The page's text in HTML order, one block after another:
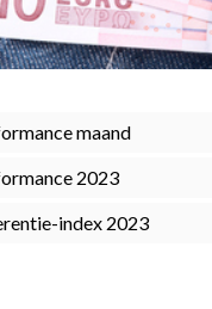
maand
2023
index 2023